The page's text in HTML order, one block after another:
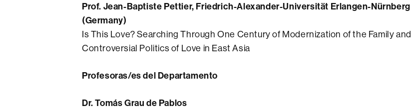
Prof. Jean-Baptiste Pettier, Friedrich-Alexander-Universität Erlangen-Nürnberg
(Germany)
Is This Love? Searching Through One Century of Modernization of the Family and
Controversial Politics of Love in East Asia
Profesoras/es del Departamento
Dr. Tomás Grau de Pablos